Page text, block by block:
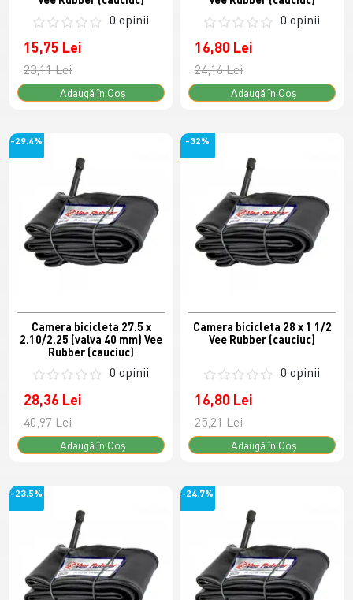
0 opinii
15,75 Lei
23,11 Lei
Adaugă în Coş
0 opinii
16,80 Lei
24,16 Lei
Adaugă în Coş
-29.4%
Camera bicicleta 27.5 x
2.10/2.25 (valva 40 mm) Vee
Rubber (cauciuc)
0 opinii
28,36 Lei
40,97 Lei
Adaugă în Coş
-32%
Camera bicicleta 28 x 1 1/2
Vee Rubber (cauciuc)
0 opinii
16,80 Lei
25,21 Lei
Adaugă în Coş
-23.5% -24.7%